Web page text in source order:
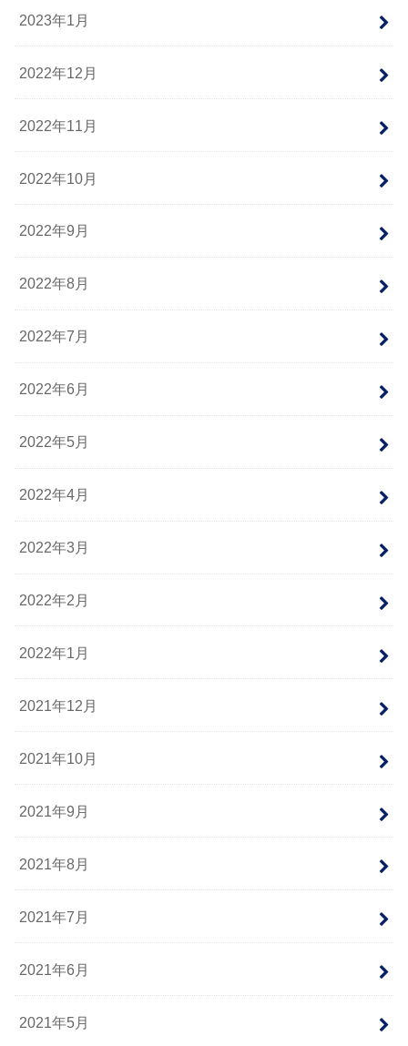
2023年1月
2022年12月
2022年11月
2022年10月
2022年9月
2022年8月
2022年7月
2022年6月
2022年5月
2022年4月
2022年3月
2022年2月
2022年1月
2021年12月
2021年10月
2021年9月
2021年8月
2021年7月
2021年6月
2021年5月